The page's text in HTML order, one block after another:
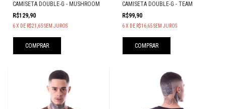
CAMISETA DOUBLE-G - MUSHROOM
R$129,90
6X DE R$21,65SEM JUROS
COMPRAR
CAMISETA DOUBLE-G - TEAM
R$99,90
6 X DE R$16,65 SEM JUROS
COMPRAR